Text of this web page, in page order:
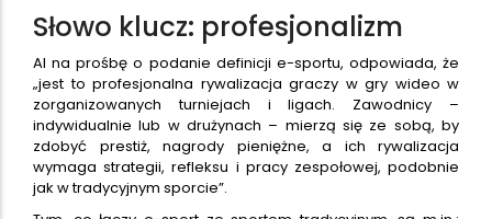
Słowo klucz: profesjonalizm
AI na prośbę o podanie definicji e-sportu, odpowiada, że
„jest to profesjonalna rywalizacja graczy w gry wideo w
zorganizowanych turniejach i ligach. Zawodnicy –
indywidualnie lub w drużynach – mierzą się ze sobą, by
zdobyć prestiż, nagrody pieniężne, a ich rywalizacja
wymaga strategii, refleksu i pracy zespołowej, podobnie
jak w tradycyjnym sporcie”.